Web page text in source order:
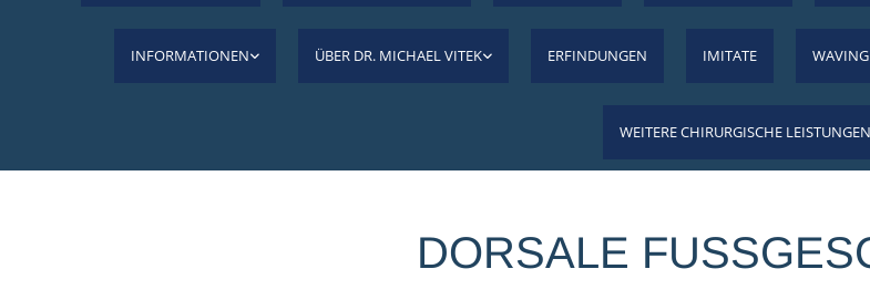
INFORMATIONEN ÜBER DR. MICHAEL VITEK ERFINDUNGEN IMITATE
WEITERE CHIRURGISCHE LEISTUNGEN
DORSALE